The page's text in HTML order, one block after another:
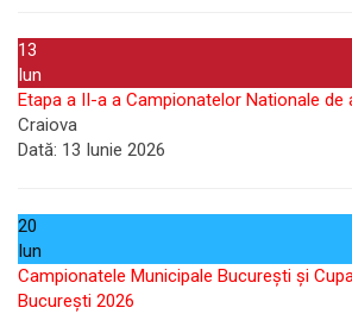
13
Iun
Etapa a II-a a Campionatelor Nationale de
Craiova
Dată: 13 Iunie 2026
20
Iun
Campionatele Municipale București și
București 2026